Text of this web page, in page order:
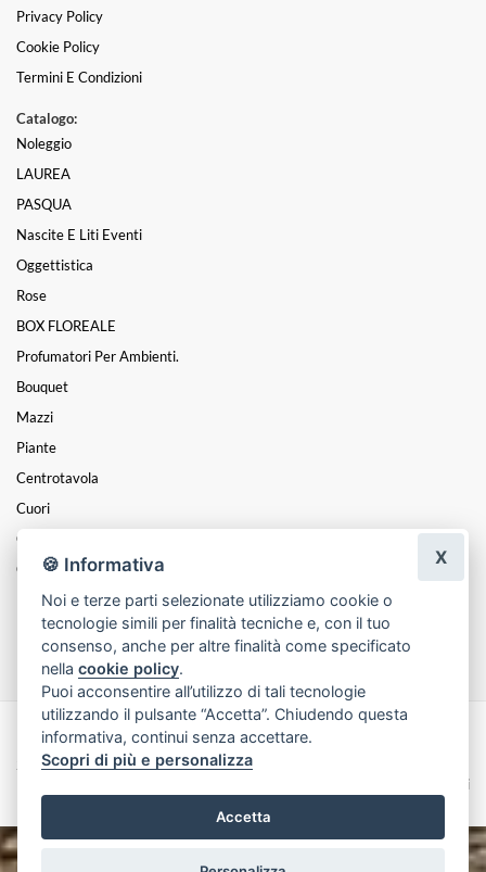
Privacy Policy
Cookie Policy
Termini E Condizioni
Catalogo:
Noleggio
LAUREA
PASQUA
Nascite E Liti Eventi
Oggettistica
Rose
BOX FLOREALE
Profumatori Per Ambienti.
Bouquet
Mazzi
Piante
Centrotavola
Cuori
Coroncine
Composizioni
Funebre
FESTA DELLA MAMMA
Made with byInfoser.it- Realizzazione Siti ecommerce per Fioristi
2026
Termini e Condizioni
🍪 Informativa
Noi e terze parti selezionate utilizziamo cookie o
tecnologie simili per finalità tecniche e, con il tuo
consenso, anche per altre finalità come specificato
nellacookie policy.
Puoi acconsentire all’utilizzo di tali tecnologie
utilizzando il pulsante “Accetta”. Chiudendo questa
informativa, continui senza accettare.
Scopri di più e personalizza
Accetta
X